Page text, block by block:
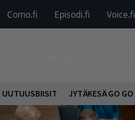
Como.fi Episodi.fi Voice.fi
UUTUUSBIISIT JYTÄKESÄ GO GO